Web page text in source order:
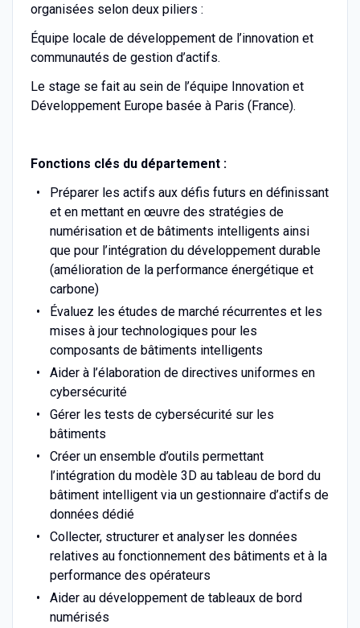
organisées selon deux piliers :
Équipe locale de développement de l’innovation et
communautés de gestion d’actifs.
Le stage se fait au sein de l’équipe Innovation et
Développement Europe basée à Paris (France).
Fonctions clés du département :
Préparer les actifs aux défis futurs en définissant
et en mettant en œuvre des stratégies de
numérisation et de bâtiments intelligents ainsi
que pour l’intégration du développement durable
(amélioration de la performance énergétique et
carbone)
Évaluez les études de marché récurrentes et les
mises à jour technologiques pour les
composants de bâtiments intelligents
Aider à l’élaboration de directives uniformes en
cybersécurité
Gérer les tests de cybersécurité sur les
bâtiments
Créer un ensemble d’outils permettant
l’intégration du modèle 3D au tableau de bord du
bâtiment intelligent via un gestionnaire d’actifs de
données dédié
Collecter, structurer et analyser les données
relatives au fonctionnement des bâtiments et à la
performance des opérateurs
Aider au développement de tableaux de bord
numérisés